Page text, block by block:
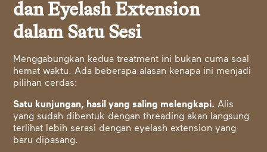
dan Eyelash Extension
dalam Satu Sesi
Menggabungkan kedua treatment ini bukan cuma soal
hemat waktu. Ada beberapa alasan kenapa ini menjadi
pilihan cerdas:
Satu kunjungan, hasil yang saling melengkapi. Alis
yang sudah dibentuk dengan threading akan langsung
terlihat lebih serasi dengan eyelash extension yang
baru dipasang.